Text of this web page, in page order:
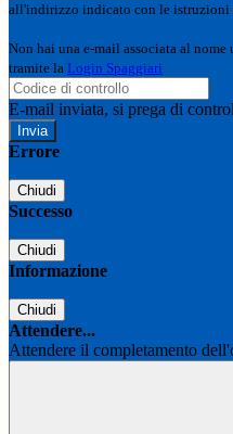
all'indirizzo indicato con le istruzioni
Non hai una e-mail associata al
tramite la Login Spaggiari
E-mail inviata, si prega di
Errore
Chiudi
Successo
Chiudi
Informazione
Chiudi
Attendere...
Attendere il completamento